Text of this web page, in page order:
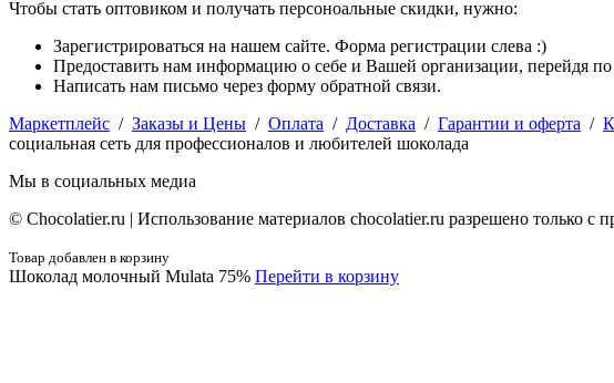
Чтобы стать оптовиком и получать персоноальные скидки, нужно:
Зарегистрироваться на нашем сайте. Форма регистрации слева :)
Предоставить нам информацию о себе и Вашей организации, перейдя
Написать нам письмо через форму обратной связи.
Маркетплейс / Заказы и Цены / Оплата / Доставка / Гарантии и оферта /
социальная сеть для профессионалов и любителей шоколада
Мы в социальных медиа
© Сhocolatier.ru | Использование материалов chocolatier.ru разрешено только с
Товар добавлен в корзину
Шоколад молочный Mulata 75% Перейти в корзину